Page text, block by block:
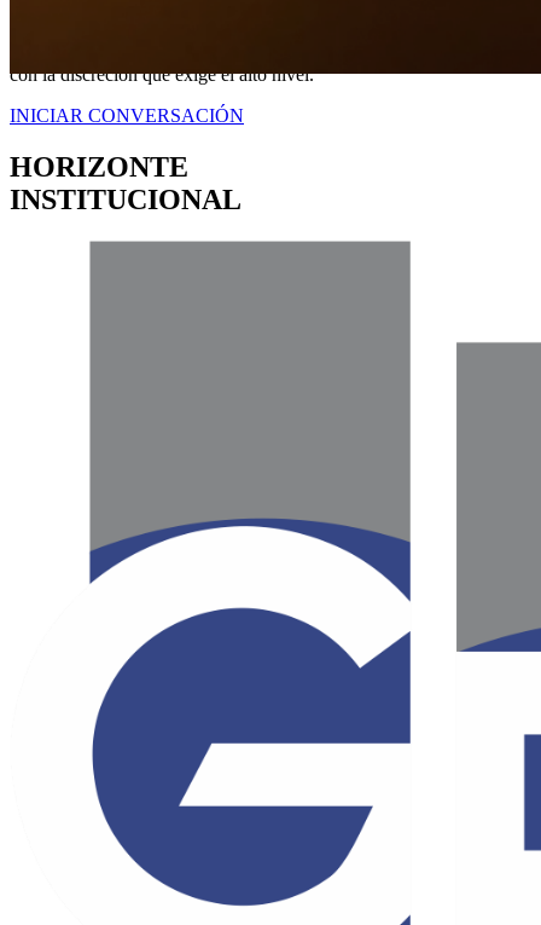
con la discreción que exige el alto nivel.
INICIAR CONVERSACIÓN
HORIZONTE
INSTITUCIONAL